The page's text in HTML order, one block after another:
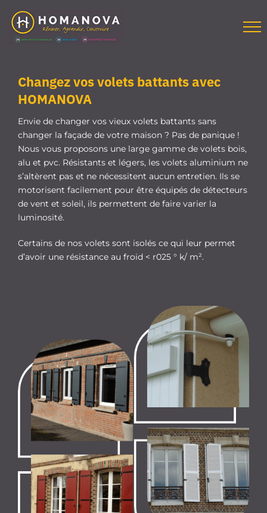
contenu
Changez vos volets battants avec
HOMANOVA
Envie de changer vos vieux volets battants sans
changer la façade de votre maison ? Pas de panique !
Nous vous proposons une large gamme de volets bois,
alu et pvc. Résistants et légers, les volets aluminium ne
s’altèrent pas et ne nécessitent aucun entretien. Ils se
motorisent facilement pour être équipés de détecteurs
de vent et soleil, ils permettent de faire varier la
luminosité.
Certains de nos volets sont isolés ce qui leur permet
d’avoir une résistance au froid < r025 ° k/ m².